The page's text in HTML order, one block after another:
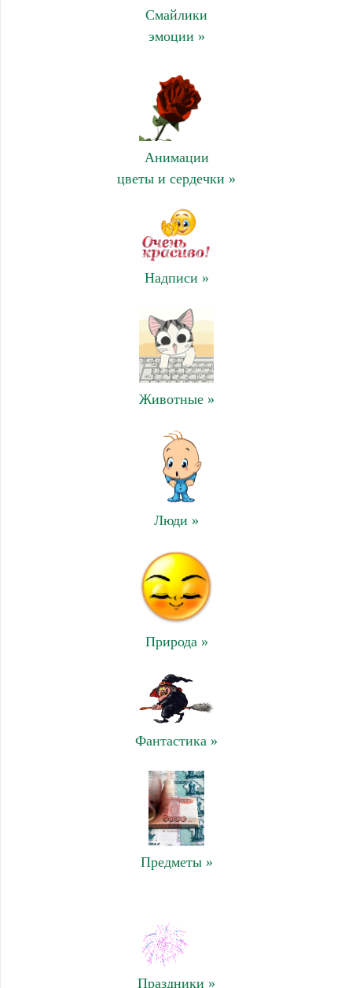
Смайлики
эмоции »
Анимации
цветы и сердечки »
Надписи »
Животные »
Люди »
Природа »
Фантастика »
Предметы »
Праздники »